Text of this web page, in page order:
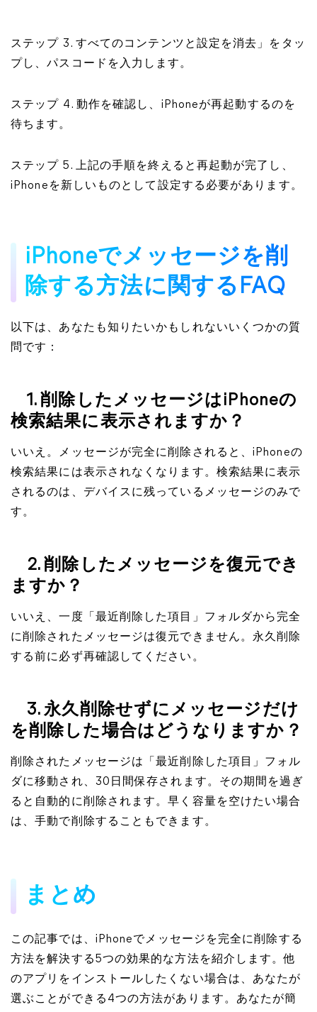
ステップ 3. すべてのコンテンツと設定を消去」をタッ
プし、パスコードを入力します。
ステップ 4. 動作を確認し、iPhoneが再起動するのを
待ちます。
ステップ 5. 上記の手順を終えると再起動が完了し、
iPhoneを新しいものとして設定する必要があります。
iPhoneでメッセージを削
除する方法に関するFAQ
以下は、あなたも知りたいかもしれないいくつかの質
問です：
1. 削除したメッセージはiPhoneの
検索結果に表示されますか？
いいえ。メッセージが完全に削除されると、iPhoneの
検索結果には表示されなくなります。検索結果に表示
されるのは、デバイスに残っているメッセージのみで
す。
2. 削除したメッセージを復元でき
ますか？
いいえ、一度「最近削除した項目」フォルダから完全
に削除されたメッセージは復元できません。永久削除
する前に必ず再確認してください。
3. 永久削除せずにメッセージだけ
を削除した場合はどうなりますか？
削除されたメッセージは「最近削除した項目」フォル
ダに移動され、30日間保存されます。その期間を過ぎ
ると自動的に削除されます。早く容量を空けたい場合
は、手動で削除することもできます。
まとめ
この記事では、iPhoneでメッセージを完全に削除する
方法を解決する5つの効果的な方法を紹介します。他
のアプリをインストールしたくない場合は、あなたが
選ぶことができる4つの方法があります。あなたが簡